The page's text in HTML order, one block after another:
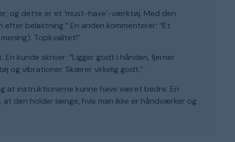
og dette er et ‘must-have’-værktøj. Med den
belastning.” En anden kommenterer: “Et
Topkvalitet!”
kunde skriver: “Ligger godt i hånden, fjerner
og vibrationer. Skærer virkelig godt.”
at instruktionerne kunne have været bedre. En
at den holder længe, hvis man ikke er håndværker og